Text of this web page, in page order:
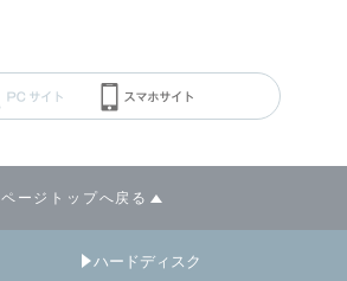
ページトップへ戻る
ハードディスク